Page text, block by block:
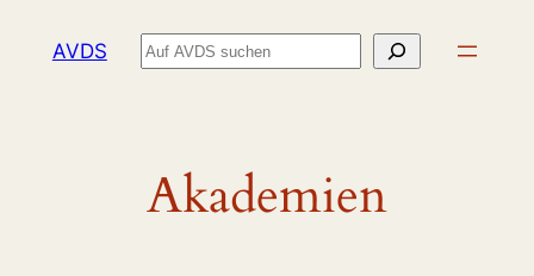
InhaltAVDS Suchen
Akademien